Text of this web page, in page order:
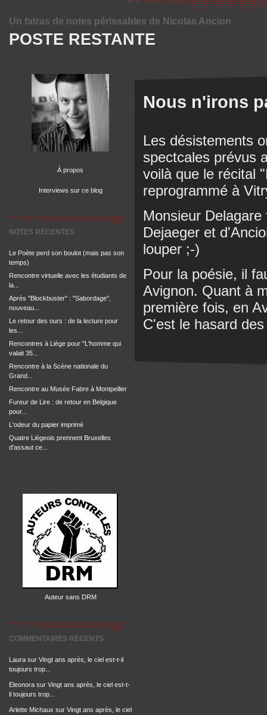
POSTE RESTANTE
Un fatras de notes périssables de Nicolas Ancion
À propos
Interviews sur ce blog
NOTES RÉCENTES
Le Poète perd son boulot (mais pas son
temps)
Rencontre virtuelle avec les étudiants de
la...
Après "Blockbuster" : "Sabordage",
nouveau...
Le retour des ours : de la lecture pour
les...
Rencontres à Liège pour "L'homme qui
valait 35...
Rencontre à la Scène nationale du
Grand...
Rencontre au Musée Fabre à Montpellier
Fureur de Lire : de retour en Belgique
pour...
L'odeur du papier imprimé
Quatre Liégeois prennent Bruxelles
d'assaut ce...
Auteur sans DRM
COMMENTAIRES RÉCENTS
Laura sur Vingt ans après, le ciel est-t-il
toujours trop...
Eleonora sur Vingt ans après, le ciel est-t-
il toujours trop...
Arlette Michaux sur Vingt ans après, le ciel
Nous n'irons
Les désistements
spectcales prévus
voilà que le récital
reprogrammé à
Monsieur
Dejaeger et
louper ;-)
Pour la poésie, il
Avignon. Quant à
première fois, en
C'est le hasard